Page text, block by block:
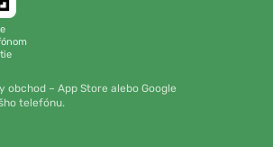
obchod – App Store alebo Google
telefónu.